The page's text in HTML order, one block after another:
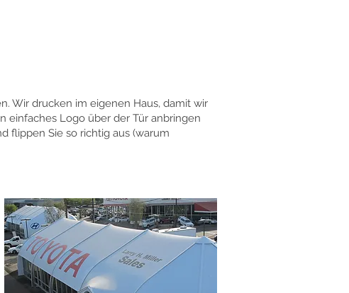
Wir drucken im eigenen Haus, damit wir
einfaches Logo über der Tür anbringen
flippen Sie so richtig aus (warum